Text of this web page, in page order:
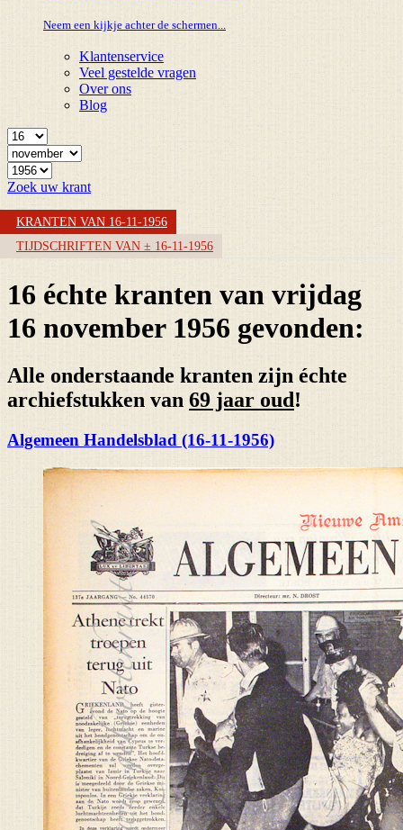
Neem een kijkje achter de schermen...
Klantenservice
Veel gestelde vragen
Over ons
Blog
Zoek uw krant
KRANTEN VAN 16-11-1956
TIJDSCHRIFTEN VAN ± 16-11-1956
16 échte kranten van vrijdag
16 november 1956 gevonden:
Alle onderstaande kranten zijn échte
archiefstukken van 69 jaar oud !
Algemeen Handelsblad (16-11-1956)